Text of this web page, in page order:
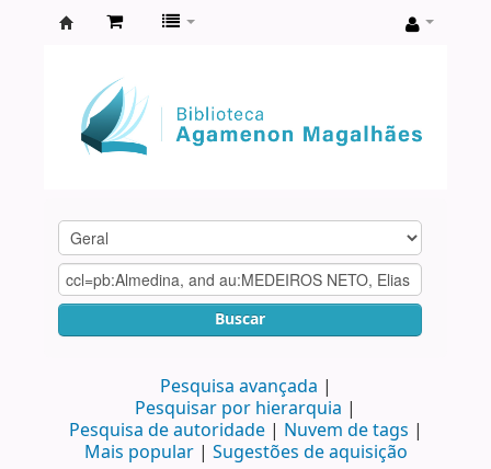
Agamenon
Magalhães
Buscar
Pesquisa avançada
Pesquisar por hierarquia
Pesquisa de autoridade
Nuvem de tags
Mais popular
Sugestões de aquisição